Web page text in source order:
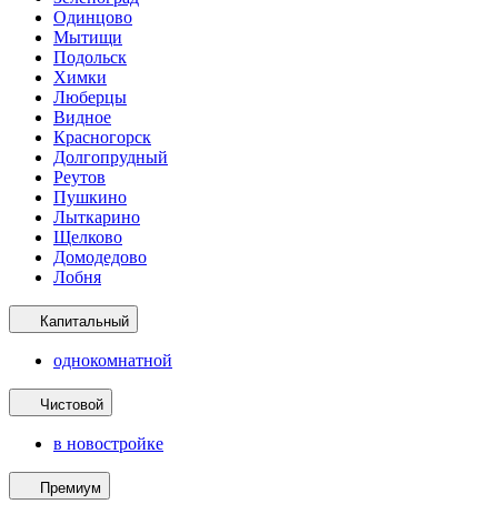
Одинцово
Мытищи
Подольск
Химки
Люберцы
Видное
Красногорск
Долгопрудный
Реутов
Пушкино
Лыткарино
Щелково
Домодедово
Лобня
Капитальный
однокомнатной
Чистовой
в новостройке
Премиум